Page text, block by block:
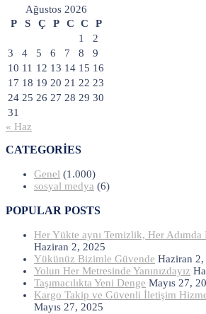
Ağustos 2026
P
S Ç P C C
P
1
2
3
4 5 6 7 8
9
10 11 12 13 14 15 16
17 18 19 20 21 22 23
24 25 26 27 28 29 30
31
« Haz
CATEGORIES
Genel (1.000)
sosyal medya (6)
POPULAR POSTS
Her Yükte aynı Temizlik, Her
Haziran 2, 2025
Yükünüz Bizimle Güvende Haziran 2,
Yolun Her Metresinde Yanınızdayız
Taşımacılıkta Yeni Denge Mayıs 27,
Kargo Takip ve Güvenli İletişim
Mayıs 27, 2025